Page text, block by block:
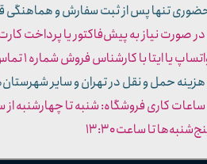
تنها پس از ثبت سفارش و هماهنگی
صورت نیاز به پیش‌فاکتور یا پرداخت
یا ایتا با کارشناس فروش شماره ۱ تماس بگیرید.
حمل و نقل در تهران و سایر
تا ساعت ۱۳:۳۰​​​​​​​